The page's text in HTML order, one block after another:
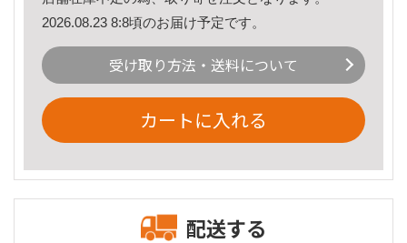
2026.08.23 8:8頃のお届け予定です。
受け取り方法・送料について
カートに入れる
配送する